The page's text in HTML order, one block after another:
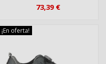
73,39 €
¡En oferta!